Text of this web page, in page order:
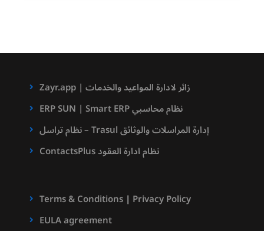
Zayr.app | زائر لادارة المواعيد والخدمات
ERP SUN | Smart ERP نظام محاسبي
نظام تراسل – Trasul إدارة المراسلات والوثائق
ContactsPlus نظام ادارة العقود
Terms & Conditions| Privacy Policy
EULA agreement